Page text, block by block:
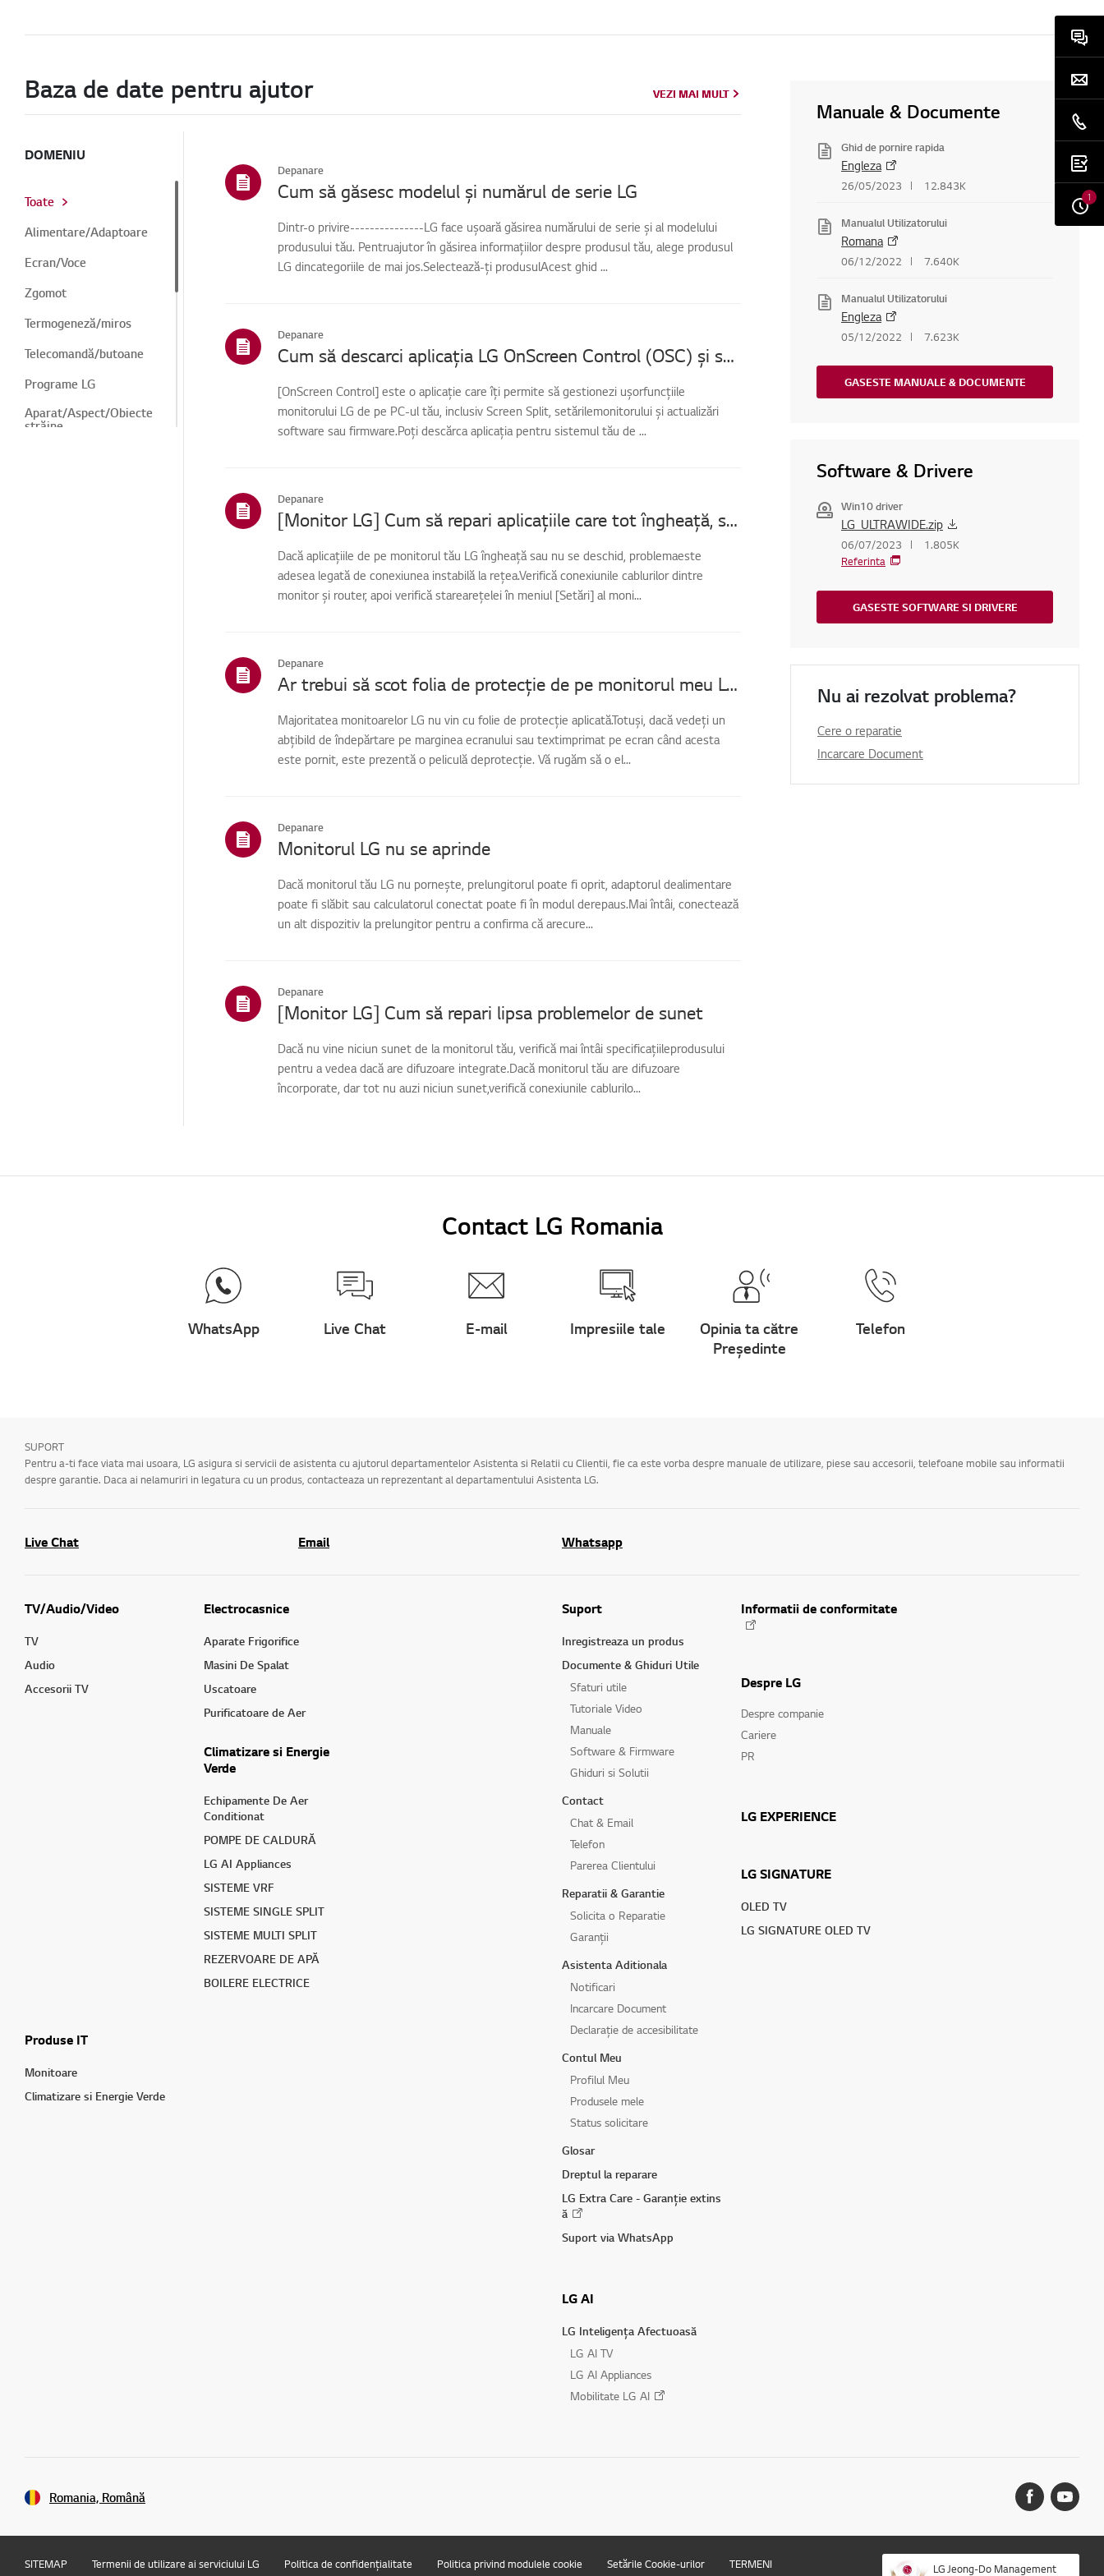
Baza de date pentru ajutor VEZI MAI MULT
DOMENIU
Toate
Alimentare/Adaptoare
Ecran/Voce
Zgomot
Termogeneză/miros
Telecomandă/butoane
Programe LG
Aparat/Aspect/Obiecte
străine
Depanare
Cum să găsesc modelul și numărul de serie LG
Dintr-o privire---------------LG face ușoară găsirea numărului de serie și al modelului
produsului tău. Pentruajutor în găsirea informațiilor despre produsul tău, alege produsul
LG dincategoriile de mai jos.Selectează-ți produsulAcest ghid ...
Depanare
Cum să descarci aplicația LG OnScreen Control (OSC) și să actualizezi software-ul sau firmware-ul monitorului
[OnScreen Control] este o aplicație care îți permite să gestionezi ușorfuncțiile
monitorului LG de pe PC-ul tău, inclusiv Screen Split, setărilemonitorului și actualizări
software sau firmware.Poți descărca aplicația pentru sistemul tău de ...
Depanare
[Monitor LG] Cum să repari aplicațiile care tot îngheață, se blochează sau nu se încarcă
Dacă aplicațiile de pe monitorul tău LG îngheață sau nu se deschid, problemaeste
adesea legată de conexiunea instabilă la rețea.Verifică conexiunile cablurilor dintre
monitor și router, apoi verifică starearețelei în meniul [Setări] al moni...
Depanare
Ar trebui să scot folia de protecție de pe monitorul meu LG?
Majoritatea monitoarelor LG nu vin cu folie de protecție aplicată.Totuși, dacă vedeți un
abțibild de îndepărtare pe marginea ecranului sau textimprimat pe ecran când acesta
este pornit, este prezentă o peliculă deprotecție. Vă rugăm să o el...
Depanare
Monitorul LG nu se aprinde
Dacă monitorul tău LG nu pornește, prelungitorul poate fi oprit, adaptorul dealimentare
poate fi slăbit sau calculatorul conectat poate fi în modul derepaus.Mai întâi, conectează
un alt dispozitiv la prelungitor pentru a confirma că arecure...
Depanare
[Monitor LG] Cum să repari lipsa problemelor de sunet
Dacă nu vine niciun sunet de la monitorul tău, verifică mai întâi specificațiileprodusului
pentru a vedea dacă are difuzoare integrate.Dacă monitorul tău are difuzoare
încorporate, dar tot nu auzi niciun sunet,verifică conexiunile cablurilo...
VEZI MAI MULT
Manuale & Documente
Ghid de pornire rapida
Engleza
26/05/2023 12.843K
Manualul Utilizatorului
Romana
06/12/2022 7.640K
Manualul Utilizatorului
Engleza
05/12/2022 7.623K
GASESTE MANUALE & DOCUMENTE
Software & Drivere
Win10 driver
LG_ULTRAWIDE.zip
06/07/2023
1.805K
Referinta
GASESTE SOFTWARE SI DRIVERE
Nu ai rezolvat problema?
Cere o reparatie
Incarcare Document
Contact LG Romania
WhatsApp Live Chat E-mail Impresiile tale
Opinia ta către
Președinte
Telefon
1
SUPORT
Pentru a-ti face viata mai usoara, LG asigura si servicii de asistenta cu ajutorul departamentelor Asistenta si Relatii cu Clientii, fie ca este vorba despre manuale de utilizare, piese sau accesorii, telefoane mobile sau informatii
despre garantie. Daca ai nelamuriri in legatura cu un produs, contacteaza un reprezentant al departamentului Asistenta LG.
Live Chat Email Whatsapp
TV/Audio/Video
TV
Audio
Accesorii TV
Electrocasnice
Aparate Frigorifice
Masini De Spalat
Uscatoare
Purificatoare de Aer
Climatizare si Energie
Verde
Echipamente De Aer
Conditionat
POMPE DE CALDURĂ
LG AI Appliances
SISTEME VRF
SISTEME SINGLE SPLIT
SISTEME MULTI SPLIT
REZERVOARE DE APĂ
BOILERE ELECTRICE
Produse IT
Monitoare
Climatizare si Energie Verde
Suport
Inregistreaza un produs
Documente & Ghiduri Utile
Sfaturi utile
Tutoriale Video
Manuale
Software & Firmware
Ghiduri si Solutii
Contact
Chat & Email
Telefon
Parerea Clientului
Reparatii & Garantie
Solicita o Reparatie
Garanții
Asistenta Aditionala
Notificari
Incarcare Document
Declarație de accesibilitate
Contul Meu
Profilul Meu
Produsele mele
Status solicitare
Glosar
Dreptul la reparare
LG Extra Care - Garanție extins
ă
Suport via WhatsApp
LG AI
LG Inteligența Afectuoasă
LG AI TV
LG AI Appliances
Mobilitate LG AI
Informatii de conformitate
Despre LG
Despre companie
Cariere
PR
LG EXPERIENCE
LG SIGNATURE
OLED TV
LG SIGNATURE OLED TV
Romania, Română
SITEMAP Termenii de utilizare ai serviciului LG Politica de confidențialitate Politica privind modulele cookie Setările Cookie-urilor TERMENI LG Jeong-Do Management